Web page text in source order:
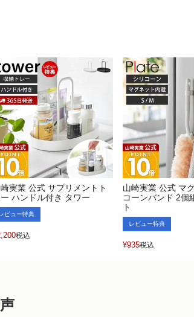
実業 公式 サプリメントト
ー ハンドル付き タワー
ビュー特典
税込
山崎実業 公式 マ
コーンバンド 2個
ト
レビュー特典
¥935税込